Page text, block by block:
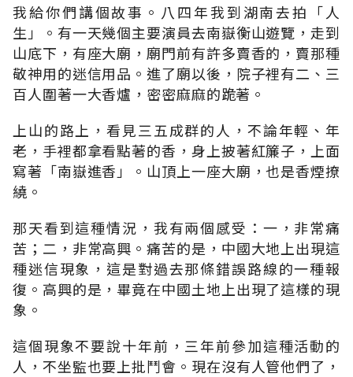
我給你們講個故事。八四年我到湖南去拍「人
生」。有一天幾個主要演員去南嶽衡山遊覽，走到
山底下，有座大廟，廟門前有許多賣香的，賣那種
敬神用的迷信用品。進了廟以後，院子裡有二、三
百人圍著一大香爐，密密麻麻的跪著。
上山的路上，看見三五成群的人，不論年輕、年
老，手裡都拿看點著的香，身上披著紅簾子，上面
寫著「南嶽進香」。山頂上一座大廟，也是香煙撩
繞。
那天看到這種情況，我有兩個感受：一，非常痛
苦；二，非常高興。痛苦的是，中國大地上出現這
種迷信現象，這是對過去那條錯誤路線的一種報
復。高興的是，畢竟在中國土地上出現了這樣的現
象。
這個現象不要說十年前，三年前參加這種活動的
人，不坐監也要上批鬥會。現在沒有人管他們了，